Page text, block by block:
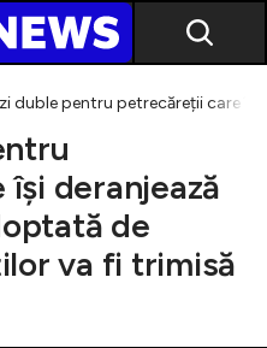
duble pentru petrecăreții care
deranjează
de
va fi trimisă